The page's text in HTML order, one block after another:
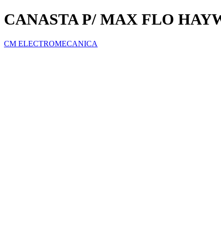
CANASTA P/ MAX FLO
CM ELECTROMECANICA